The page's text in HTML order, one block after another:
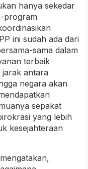
hanya sekedar
program
ini sudah ada dari
sama dalam
terbaik
antara
negara akan
sepakat
yang lebih
kesejahteraan